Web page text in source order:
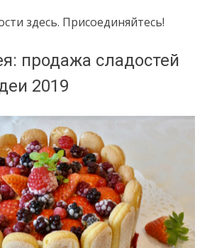
здесь. Присоединяйтесь!
продажа сладостей
2019